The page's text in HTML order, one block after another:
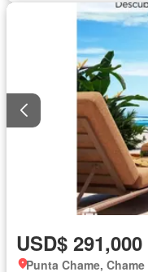
USD$ 291,000
Punta Chame, Chame